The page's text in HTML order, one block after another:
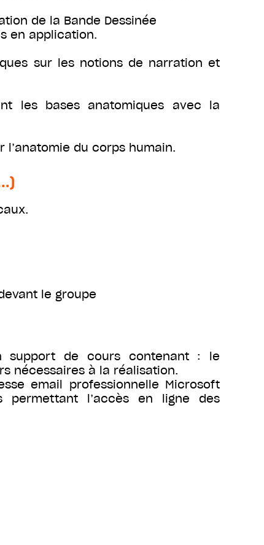
de la Bande Dessinée
en application.
sur les notions de narration et
les bases anatomiques avec la
l’anatomie du corps humain.
le groupe
support de cours contenant : le
nécessaires à la réalisation.
email professionnelle Microsoft
l’accès en ligne des